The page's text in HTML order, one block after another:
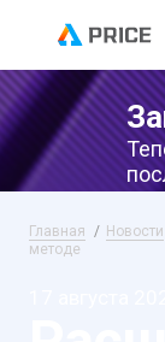
Главная Новости
методе